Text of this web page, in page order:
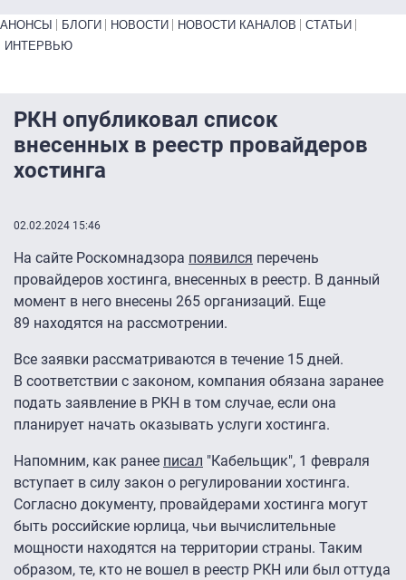
Primary links bottom
АНОНСЫ БЛОГИ НОВОСТИ НОВОСТИ КАНАЛОВ
СТАТЬИ
ИНТЕРВЬЮ
РКН опубликовал список
внесенных в реестр провайдеров
хостинга
02.02.2024 15:46
На сайте Роскомнадзора появился перечень
провайдеров хостинга, внесенных в реестр. В данный
момент в него внесены 265 организаций. Еще
89 находятся на рассмотрении.
Все заявки рассматриваются в течение 15 дней.
В соответствии с законом, компания обязана заранее
подать заявление в РКН в том случае, если она
планирует начать оказывать услуги хостинга.
Напомним, как ранее писал "Кабельщик", 1 февраля
вступает в силу закон о регулировании хостинга.
Согласно документу, провайдерами хостинга могут
быть российские юрлица, чьи вычислительные
мощности находятся на территории страны. Таким
образом, те, кто не вошел в реестр РКН или был оттуда